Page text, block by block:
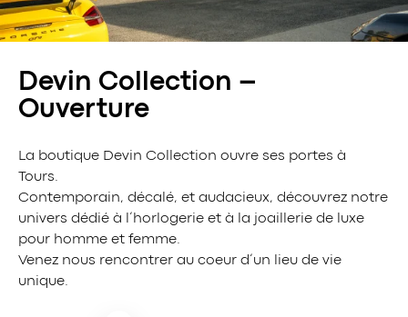
Devin Collection –
Ouverture
La boutique Devin Collection ouvre ses portes à
Tours.
Contemporain, décalé, et audacieux, découvrez notre
univers dédié à l’horlogerie et à la joaillerie de luxe
pour homme et femme.
Venez nous rencontrer au coeur d’un lieu de vie
unique.